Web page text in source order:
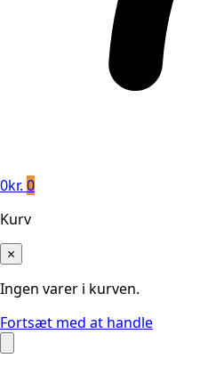
0kr. 0
Kurv
×
Ingen varer i kurven.
Fortsæt med at handle